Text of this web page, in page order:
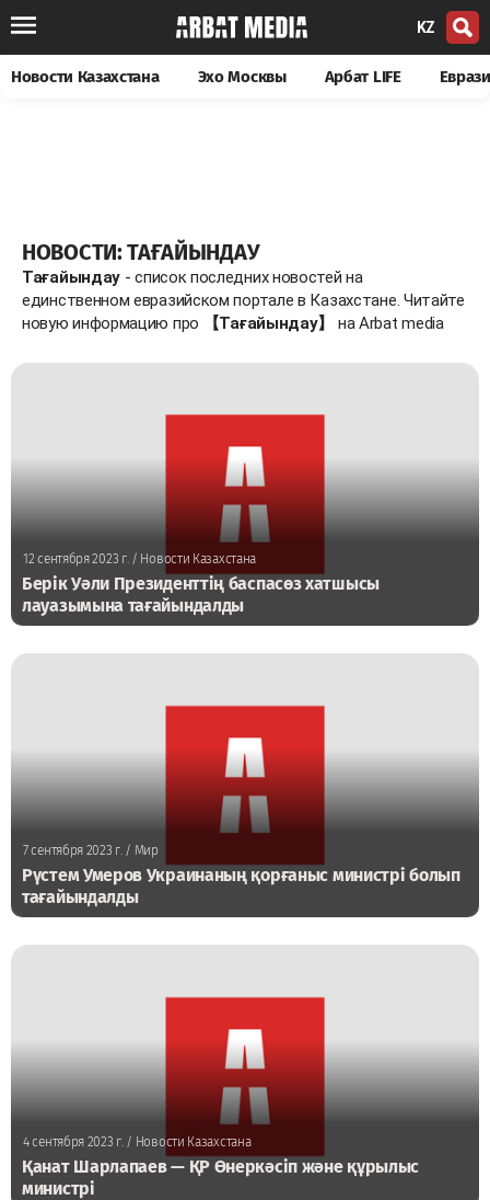
KZ
Новости Казахстана Эхо Москвы Арбат LIFE
НОВОСТИ: ТАҒАЙЫНДАУ
Тағайындау - список последних новостей на
единственном евразийском портале в Казахстане. Читайте
новую информацию про
【Тағайындау】 на Arbat media
12 сентября 2023 г./ Новости Казахстана
Берік Уәли Президенттің баспасөз хатшысы
лауазымына тағайындалды
7 сентября 2023 г./ Мир
Рүстем Умеров Украинаның қорғаныс министрі болып
тағайындалды
4 сентября 2023 г./ Новости Казахстана
Қанат Шарлапаев — ҚР Өнеркәсіп және құрылыс
министрі